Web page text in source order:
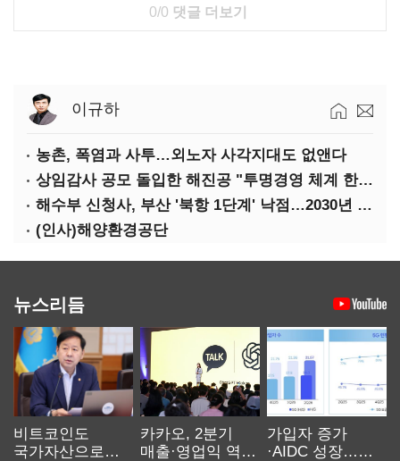
0/0 댓글 더보기
이규하
농촌, 폭염과 사투…외노자 사각지대도 없앤다
상임감사 공모 돌입한 해진공 "투명경영 체계 한층 강화"
해수부 신청사, 부산 '북항 1단계' 낙점…2030년 완공 목표
(인사)해양환경공단
뉴스리듬
비트코인도
국가자산으로…'
카카오, 2분기
매출·영업익 역대
가입자 증가
·AIDC 성장…